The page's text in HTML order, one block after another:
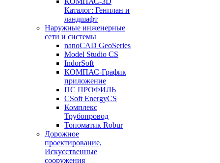
Каталог: Генплан и
ландшафт
Наружные инженерные
сети и системы
nanoCAD GeoSeries
Model Studio CS
IndorSoft
КОМПАС-График
приложение
ПС ПРОФИЛЬ
CSoft EnergyCS
Комплекс
Трубопровод
Топоматик Robur
Дорожное
проектирование,
Искусственные
сооружения